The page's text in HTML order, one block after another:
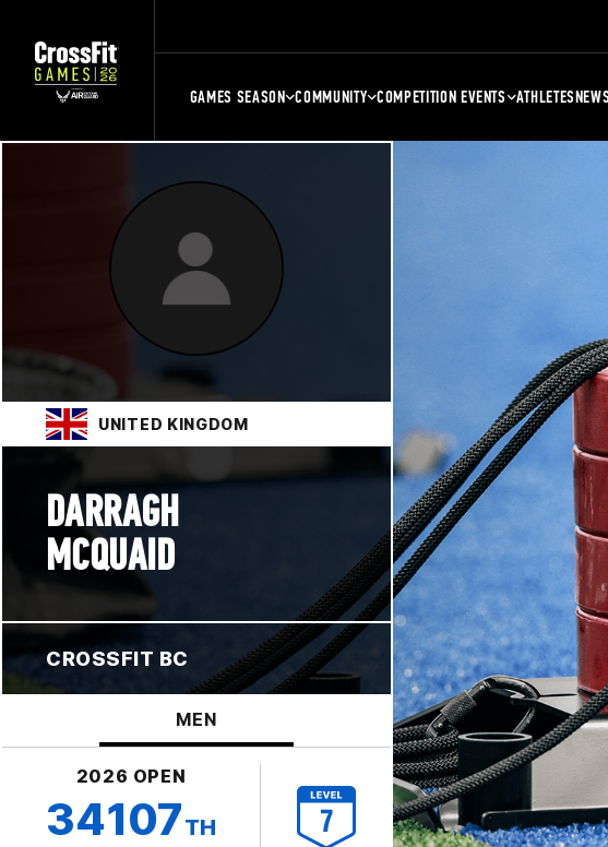
GAMES SEASON COMMUNITY COMPETITION EVENTS ATHLETES
UNITED KINGDOM
DARRAGH
MCQUAID
CROSSFIT BC
MEN
2026 OPEN
34107TH